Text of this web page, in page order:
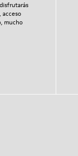
acceso
mucho